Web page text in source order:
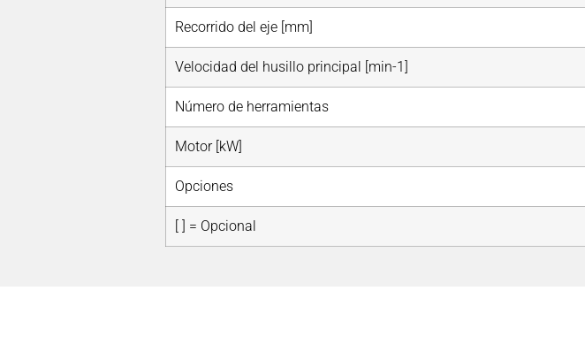
Recorrido del eje [mm]
Velocidad del husillo principal [min-1]
Número de herramientas
Motor [kW]
Opciones
[ ] = Opcional